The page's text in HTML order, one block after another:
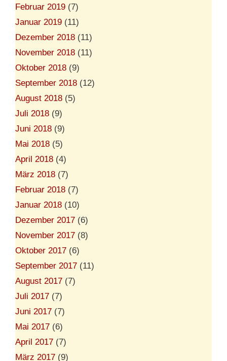
Februar 2019 (7)
Januar 2019 (11)
Dezember 2018 (11)
November 2018 (11)
Oktober 2018 (9)
September 2018 (12)
August 2018 (5)
Juli 2018 (9)
Juni 2018 (9)
Mai 2018 (5)
April 2018 (4)
März 2018 (7)
Februar 2018 (7)
Januar 2018 (10)
Dezember 2017 (6)
November 2017 (8)
Oktober 2017 (6)
September 2017 (11)
August 2017 (7)
Juli 2017 (7)
Juni 2017 (7)
Mai 2017 (6)
April 2017 (7)
März 2017 (9)